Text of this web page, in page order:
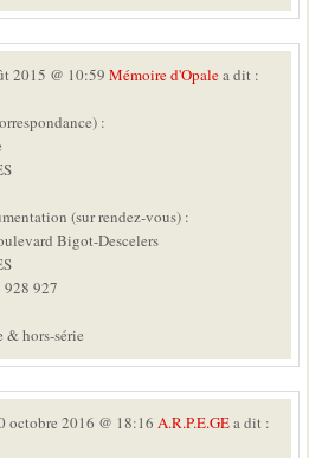
2015 @ 10:59 Mémoire d'Opalea dit :
:
(sur rendez-vous) :
Bigot-Descelers
928 927
& hors-série
octobre 2016 @ 18:16 A.R.P.E.GEa dit :